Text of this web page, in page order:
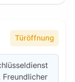
Türöffnung